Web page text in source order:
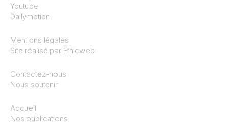
Youtube
Dailymotion
Mentions légales
Site réalisé par Ethicweb
Contactez-nous
Nous soutenir
Accueil
Nos publications